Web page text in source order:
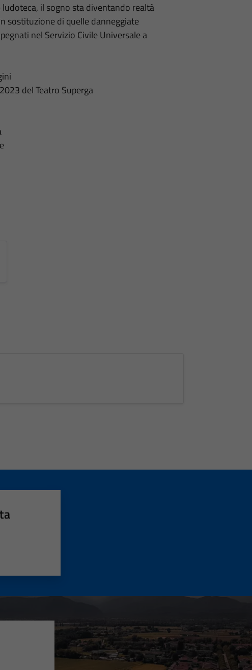
il sogno sta diventando realtà
sostituzione di quelle danneggiate
nel Servizio Civile Universale a
del Teatro Superga